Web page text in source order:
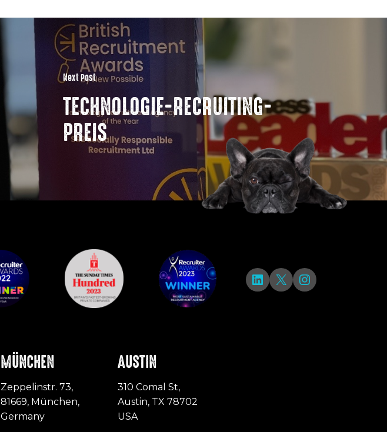
Next Post
TECHNOLOGIE-RECRUITING-
PREIS
MÜNCHEN
Zeppelinstr. 73,
81669, München,
Germany
AUSTIN
310 Comal St,
Austin, TX 78702
USA
LinkedIn
X Instagram